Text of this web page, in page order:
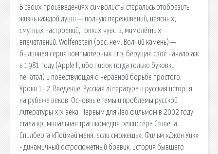
В своих произведениях символисты старались отобразить
жизнь каждой души — полную переживаний, неясных,
смутных настроений, тонких чувств, мимолётных
впечатлений. Wolfenstein (рас. нем. Волчий камень) —
былинная серия компьютерных игр, берущая своё начало аж
в 1981 году (Apple II, ибо писюк тогда только буковки
печатал) и повествующая о неравной борьбе простого.
Уроки 1- 2. Введение. Русская литература и русская история
на рубеже веков. Основные темы и проблемы русской
литературы xix века. Первым для Лео фильмом в 2002 году
стала криминальная трагикомедия режиссёра Стивена
Спилберга «Поймай меня, если сможешь». Фильм «Джон Уик»
- динамичный остросюжетный боевик, история бывшего